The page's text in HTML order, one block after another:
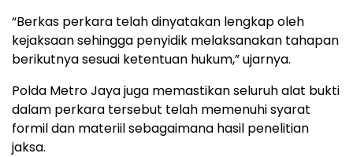
“Berkas perkara telah dinyatakan lengkap oleh
kejaksaan sehingga penyidik melaksanakan tahapan
berikutnya sesuai ketentuan hukum,” ujarnya.
Polda Metro Jaya juga memastikan seluruh alat bukti
dalam perkara tersebut telah memenuhi syarat
formil dan materiil sebagaimana hasil penelitian
jaksa.